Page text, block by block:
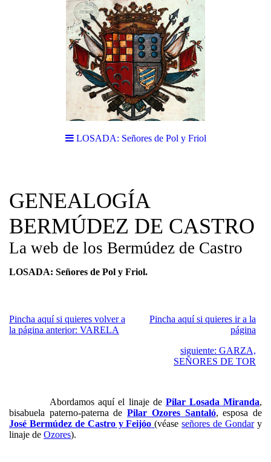
LOSADA: Señores de Pol y Friol
GENEALOGÍA
BERMÚDEZ DE CASTRO
La web de los Bermúdez de Castro
LOSADA: Señores de Pol y Friol.
Pincha aquí si quieres volver a
la página anterior: VARELA
Pincha aquí si quieres ir a la
página
siguiente: GARZA,
SEÑORES DE TOR
Abordamos aquí el linaje de Pilar Losada Miranda,
bisabuela paterno-paterna dePilar Ozores Santaló, esposa de
José Bermúdez de Castro y Feijóo (véaseseñores de Gondary
linaje de Ozores).